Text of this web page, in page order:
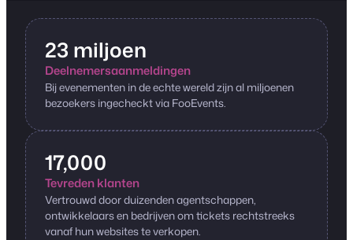
23 miljoen
Deelnemersaanmeldingen
Bij evenementen in de echte wereld zijn al miljoenen
bezoekers ingecheckt via FooEvents.
17,000
Tevreden klanten
Vertrouwd door duizenden agentschappen,
ontwikkelaars en bedrijven om tickets rechtstreeks
vanaf hun websites te verkopen.